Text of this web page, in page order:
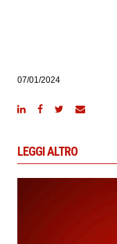
07/01/2024
LEGGI ALTRO